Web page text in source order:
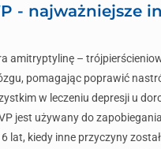
- najważniejsze
amitryptylinę –
pomagając poprawić
w leczeniu depresji u
jest używany do
lat, kiedy inne przyczyny